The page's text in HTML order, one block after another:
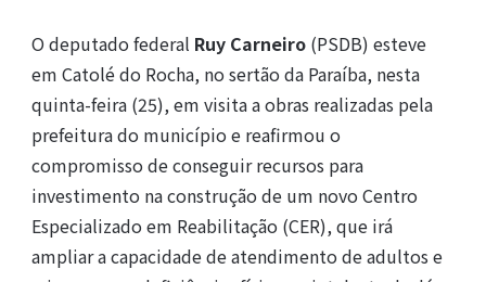
O deputado federal Ruy Carneiro(PSDB) esteve
em Catolé do Rocha, no sertão da Paraíba, nesta
quinta-feira (25), em visita a obras realizadas pela
prefeitura do município e reafirmou o
compromisso de conseguir recursos para
investimento na construção de um novo Centro
Especializado em Reabilitação (CER), que irá
ampliar a capacidade de atendimento de adultos e